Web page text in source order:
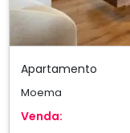
Apartamento
Moema
Venda: